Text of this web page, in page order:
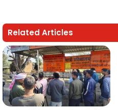
Related Articles